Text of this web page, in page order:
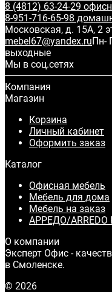
8 (4812) 63-24-29
8-951-716-65-98
Московская, д. 15А, 2
mebel67@yandex.ruПн-
выходные
Мы в соц.сетях
Компания
Магазин
Корзина
Личный кабинет
Оформить заказ
Каталог
Офисная мебель
Мебель для дома
Мебель на заказ
АРРЕДО/ARREDO
О компании
Эксперт Офис -
в Смоленске.
© 2026